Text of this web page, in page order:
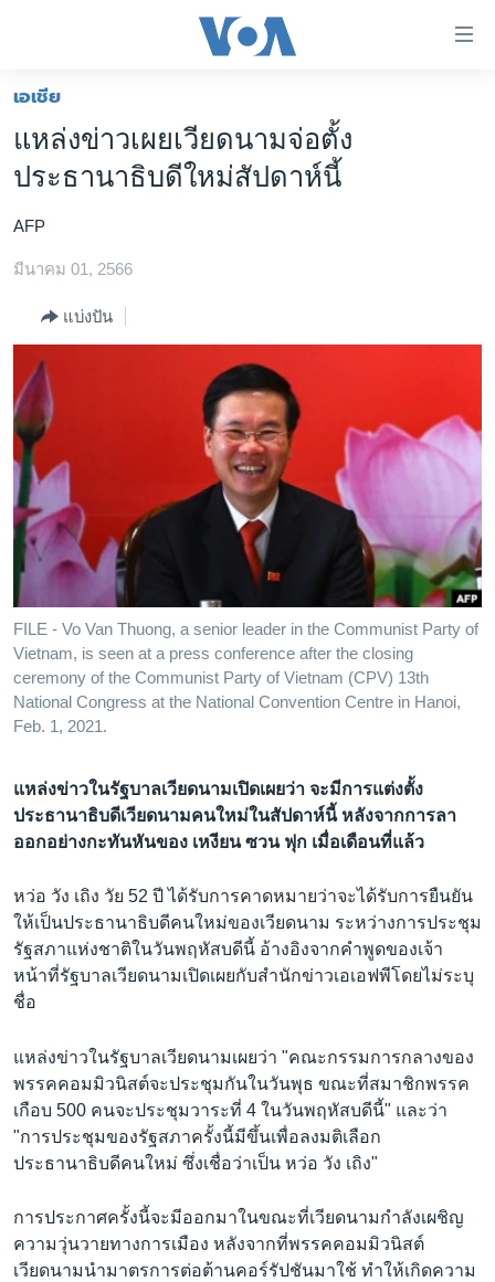
ต่อ
ไป
เนื้อหา
ข้าม
ไป
ข้าม
การ
ค้นหา
โลก
เอเชีย
สหรัฐฯ
ไทย
ธุรกิจ
วิทยาศาสตร์
สังคมและสุขภาพ
ไลฟ์สไตล์
ตรวจสอบข่าว
เรียนรู้ภาษาอังกฤษ
พอดคาสต์
ติดตามเรา
เลือกภาษา
เอเชีย
แหล่งข่าวเผยเวียดนามจ่อตั้ง
ประธานาธิบดีใหม่สัปดาห์นี้
AFP
มีนาคม 01, 2566
แบ่งปัน
FILE - Vo Van Thuong, a senior leader in the Communist Party of
Vietnam, is seen at a press conference after the closing
ceremony of the Communist Party of Vietnam (CPV) 13th
National Congress at the National Convention Centre in Hanoi,
Feb. 1, 2021.
แหล่งข่าวในรัฐบาลเวียดนามเปิดเผยว่า จะมีการแต่งตั้ง
ประธานาธิบดีเวียดนามคนใหม่ในสัปดาห์นี้ หลังจากการลา
ออกอย่างกะทันหันของ เหงียน ซวน ฟุก เมื่อเดือนที่แล้ว
หว่อ วัง เถิง วัย 52 ปี ได้รับการคาดหมายว่าจะได้รับการยืนยัน
ให้เป็นประธานาธิบดีคนใหม่ของเวียดนาม ระหว่างการประชุม
รัฐสภาแห่งชาติในวันพฤหัสบดีนี้ อ้างอิงจากคำพูดของเจ้า
หน้าที่รัฐบาลเวียดนามเปิดเผยกับสำนักข่าวเอเอฟพีโดยไม่ระบุ
ชื่อ
แหล่งข่าวในรัฐบาลเวียดนามเผยว่า "คณะกรรมการกลางของ
พรรคคอมมิวนิสต์จะประชุมกันในวันพุธ ขณะที่สมาชิกพรรค
เกือบ 500 คนจะประชุมวาระที่ 4 ในวันพฤหัสบดีนี้" และว่า
"การประชุมของรัฐสภาครั้งนี้มีขึ้นเพื่อลงมติเลือก
ประธานาธิบดีคนใหม่ ซึ่งเชื่อว่าเป็น หว่อ วัง เถิง"
การประกาศครั้งนี้จะมีออกมาในขณะที่เวียดนามกำลังเผชิญ
ความวุ่นวายทางการเมือง หลังจากที่พรรคคอมมิวนิสต์
เวียดนามนำมาตรการต่อต้านคอร์รัปชันมาใช้ ทำให้เกิดความ